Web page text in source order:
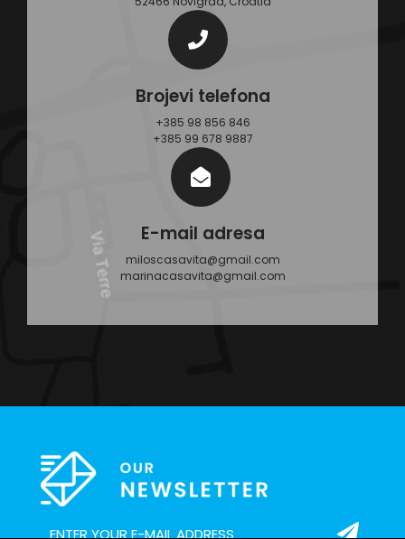
Brojevi telefona
+385 98 856 846
+385 99 678 9887
E-mail adresa
miloscasavita@gmail.com
marinacasavita@gmail.com